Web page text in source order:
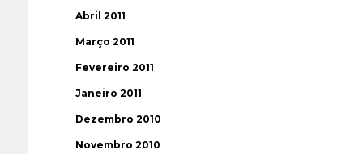
Abril 2011
Março 2011
Fevereiro 2011
Janeiro 2011
Dezembro 2010
Novembro 2010